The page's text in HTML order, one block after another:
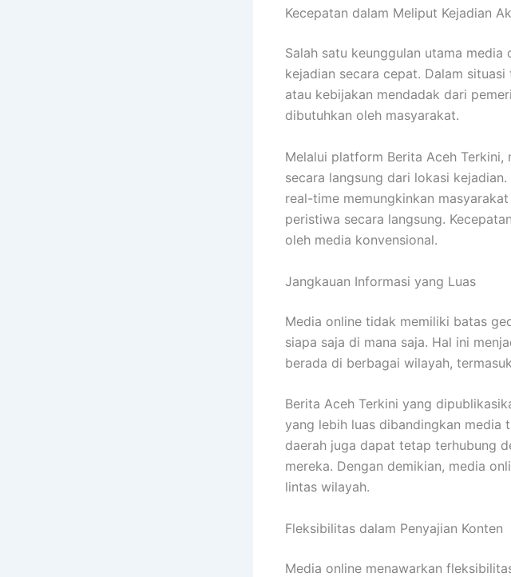
Kecepatan dalam Meliput Kejadian
Salah satu keunggulan utama
kejadian secara cepat. Dalam
atau kebijakan mendadak dari
dibutuhkan oleh masyarakat.
Melalui platform Berita Aceh
secara langsung dari lokasi
real-time memungkinkan
peristiwa secara langsung.
oleh media konvensional.
Jangkauan Informasi yang Luas
Media online tidak memiliki batas
siapa saja di mana saja. Hal ini
berada di berbagai wilayah,
Berita Aceh Terkini yang
yang lebih luas dibandingkan media
daerah juga dapat tetap terhubung
mereka. Dengan demikian, media
lintas wilayah.
Fleksibilitas dalam Penyajian Konten
Media online menawarkan